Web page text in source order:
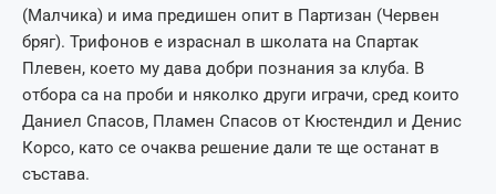
(Малчика) и има предишен опит в Партизан (Червен
бряг). Трифонов е израснал в школата на Спартак
Плевен, което му дава добри познания за клуба. В
отбора са на проби и няколко други играчи, сред които
Даниел Спасов, Пламен Спасов от Кюстендил и Денис
Корсо, като се очаква решение дали те ще останат в
състава.